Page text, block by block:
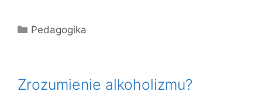
Kategorie
Pedagogika
Zrozumienie alkoholizmu?